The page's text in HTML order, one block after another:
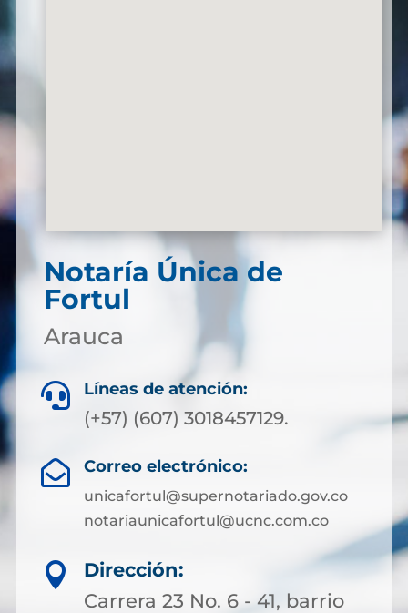
Notaría Única de
Fortul
Arauca
 Líneas de atención:
(+57) (607) 3018457129.
 Correo electrónico:
unicafortul@supernotariado.gov.co
notariaunicafortul@ucnc.com.co

Dirección:
Carrera 23 No. 6 - 41, barrio